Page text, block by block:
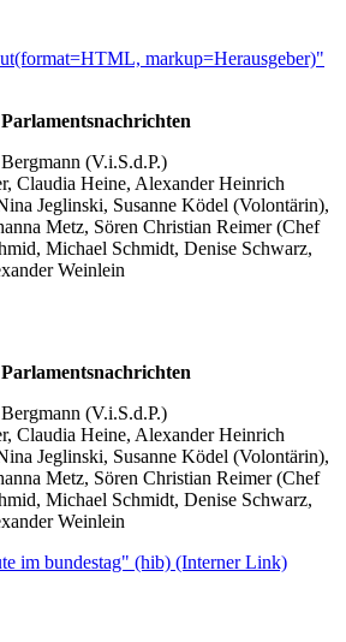
markup=Herausgeber)"
(V.i.S.d.P.)
Claudia Heine, Alexander Heinrich
Jeglinski, Susanne Ködel (Volontärin),
Metz, Sören Christian Reimer (Chef
Michael Schmidt, Denise Schwarz,
Weinlein
(V.i.S.d.P.)
Claudia Heine, Alexander Heinrich
Jeglinski, Susanne Ködel (Volontärin),
Metz, Sören Christian Reimer (Chef
Michael Schmidt, Denise Schwarz,
Weinlein
im bundestag" (hib) (Interner Link)